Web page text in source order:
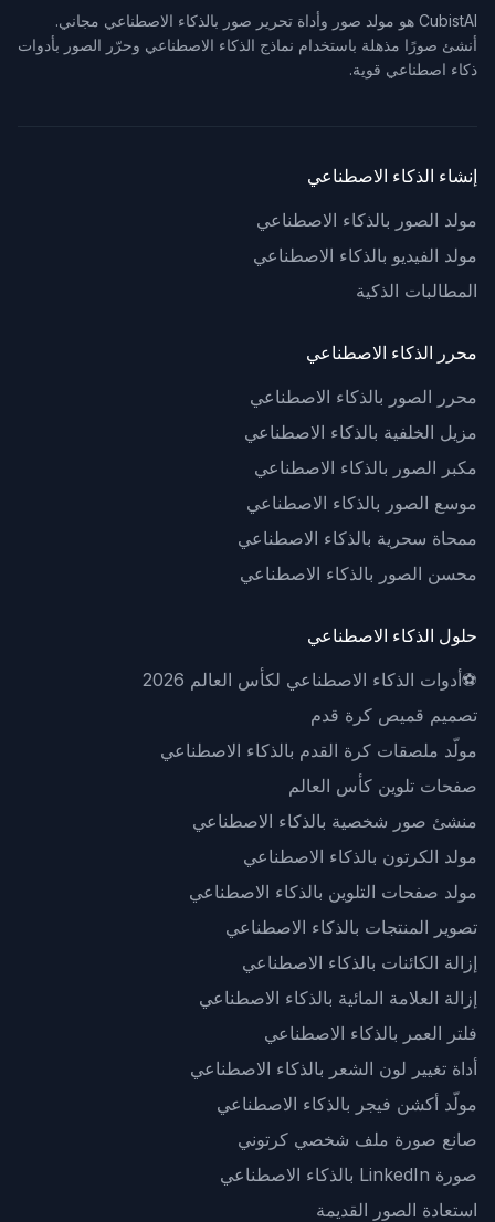
CubistAI هو مولد صور وأداة تحرير صور بالذكاء الاصطناعي مجاني.
أنشئ صورًا مذهلة باستخدام نماذج الذكاء الاصطناعي وحرّر الصور بأدوات
ذكاء اصطناعي قوية.
إنشاء الذكاء الاصطناعي
مولد الصور بالذكاء الاصطناعي
مولد الفيديو بالذكاء الاصطناعي
المطالبات الذكية
محرر الذكاء الاصطناعي
محرر الصور بالذكاء الاصطناعي
مزيل الخلفية بالذكاء الاصطناعي
مكبر الصور بالذكاء الاصطناعي
موسع الصور بالذكاء الاصطناعي
ممحاة سحرية بالذكاء الاصطناعي
محسن الصور بالذكاء الاصطناعي
حلول الذكاء الاصطناعي
⚽أدوات الذكاء الاصطناعي لكأس العالم 2026
تصميم قميص كرة قدم
مولّد ملصقات كرة القدم بالذكاء الاصطناعي
صفحات تلوين كأس العالم
منشئ صور شخصية بالذكاء الاصطناعي
مولد الكرتون بالذكاء الاصطناعي
مولد صفحات التلوين بالذكاء الاصطناعي
تصوير المنتجات بالذكاء الاصطناعي
إزالة الكائنات بالذكاء الاصطناعي
إزالة العلامة المائية بالذكاء الاصطناعي
فلتر العمر بالذكاء الاصطناعي
أداة تغيير لون الشعر بالذكاء الاصطناعي
مولّد أكشن فيجر بالذكاء الاصطناعي
صانع صورة ملف شخصي كرتوني
صورة LinkedIn بالذكاء الاصطناعي
استعادة الصور القديمة